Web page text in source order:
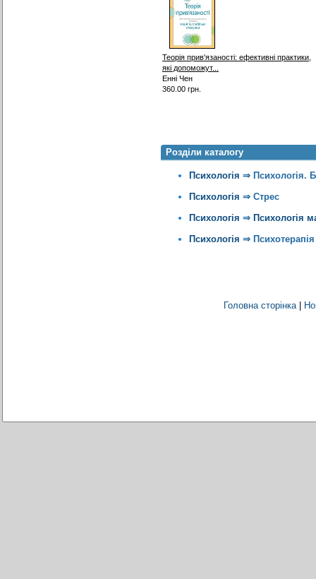
Теорія прив'язаності: ефективні практики,
які допоможут...
Енні Чен
360.00 грн.
Розділи каталогу
Психологія ⇒ Психологія.
Психологія ⇒ Стрес
Психологія ⇒ Психологія
Психологія ⇒ Психотерапія
Головна сторінка|